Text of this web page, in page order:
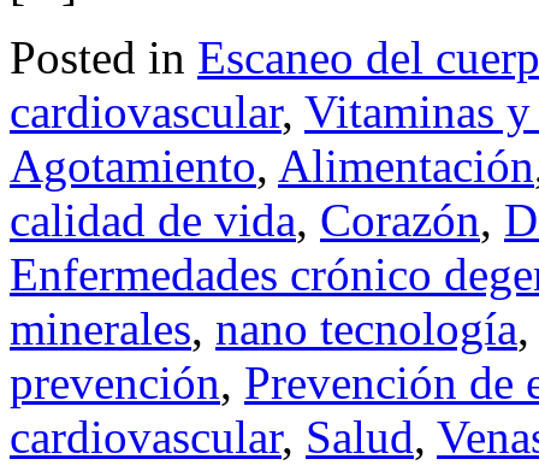
Posted in Escaneo del
cardiovascular, Vitaminas
Agotamiento, Alimentación
calidad de vida, Corazón,
Enfermedades crónico
minerales, nano tecnología
prevención, Prevención de
cardiovascular, Salud,